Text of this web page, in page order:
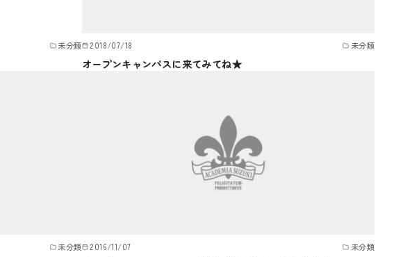
未分類 2018/07/18 未分類
オープンキャンパスに来てみてね★
未分類 2016/11/07 未分類